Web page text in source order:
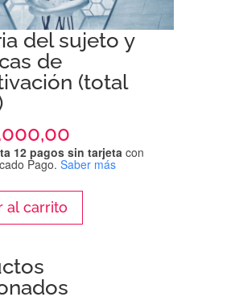
del sujeto y
de
(total
12 pagos sin tarjeta con
Pago. Saber más
al carrito